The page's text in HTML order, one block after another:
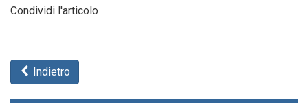
Condividi l'articolo
Indietro